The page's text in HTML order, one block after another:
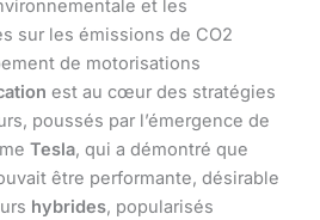
et les
sur les émissions de CO2
de motorisations
est au cœur des stratégies
poussés par l’émergence de
Tesla, qui a démontré que
être performante, désirable
hybrides, popularisés